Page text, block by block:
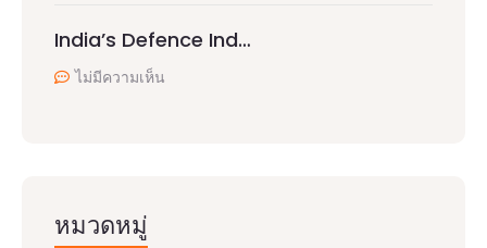
India’s Defence Ind…
ไม่มีความเห็น
หมวดหมู่